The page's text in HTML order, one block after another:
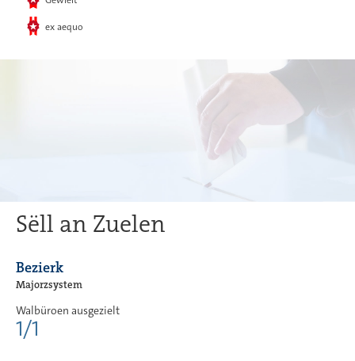
ex aequo
Sëll an Zuelen
Bezierk
Majorzsystem
Walbüroen ausgezielt
1/1